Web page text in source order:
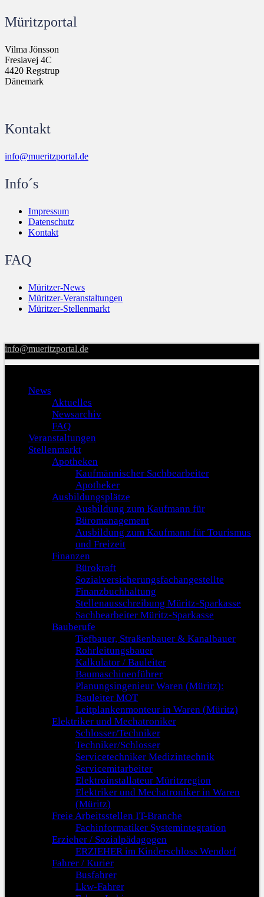
Müritzportal
Vilma Jönsson
Fresiavej 4C
4420 Regstrup
Dänemark
Kontakt
info@mueritzportal.de
Info´s
Impressum
Datenschutz
Kontakt
FAQ
Müritzer-News
Müritzer-Veranstaltungen
Müritzer-Stellenmarkt
info@mueritzportal.de
News
Aktuelles
Newsarchiv
FAQ
Veranstaltungen
Stellenmarkt
Apotheken
Kaufmännischer Sachbearbeiter
Apotheker
Ausbildungsplätze
Ausbildung zum Kaufmann für
Büromanagement
Ausbildung zum Kaufmann für Tourismus
und Freizeit
Finanzen
Bürokraft
Sozialversicherungsfachangestellte
Finanzbuchhaltung
Stellenausschreibung Müritz-Sparkasse
Sachbearbeiter Müritz-Sparkasse
Bauberufe
Tiefbauer, Straßenbauer & Kanalbauer
Rohrleitungsbauer
Kalkulator / Bauleiter
Baumaschinenführer
Planungsingenieur Waren (Müritz):
Bauleiter MOT
Leitplankenmonteur in Waren (Müritz)
Elektriker und Mechatroniker
Schlosser/Techniker
Techniker/Schlosser
Servicetechniker Medizintechnik
Servicemitarbeiter
Elektroinstallateur Müritzregion
Elektriker und Mechatroniker in Waren
(Müritz)
Freie Arbeitsstellen IT-Branche
Fachinformatiker Systemintegration
Erzieher / Sozialpädagogen
ERZIEHER im Kinderschloss Wendorf
Fahrer / Kurier
Busfahrer
Lkw-Fahrer